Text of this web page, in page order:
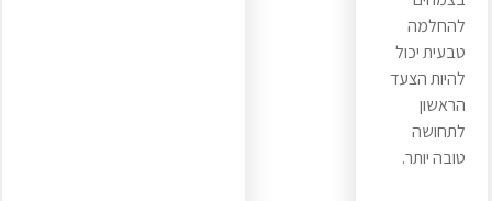
להחלמה
טבעית יכול
להיות הצעד
הראשון
לתחושה
טובה יותר.